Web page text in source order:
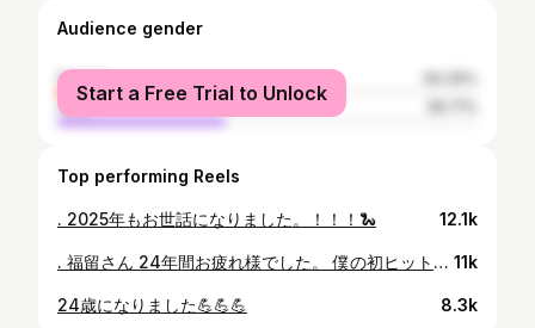
Audience gender
female
male
Start a Free Trial to Unlock
Top performing Reels
. 2025年もお世話になりました。！！！🐍 12.1k
. 福留さん 24年間お疲れ様でした。 僕の初ヒットのボールを福留さんから手渡しで頂いたことや、現役最後のシートノックで同じポジションでやらせてもらえて全てが宝物です！ 本当にありがとうございました！ 11k
24歳になりました💪💪💪 8.3k